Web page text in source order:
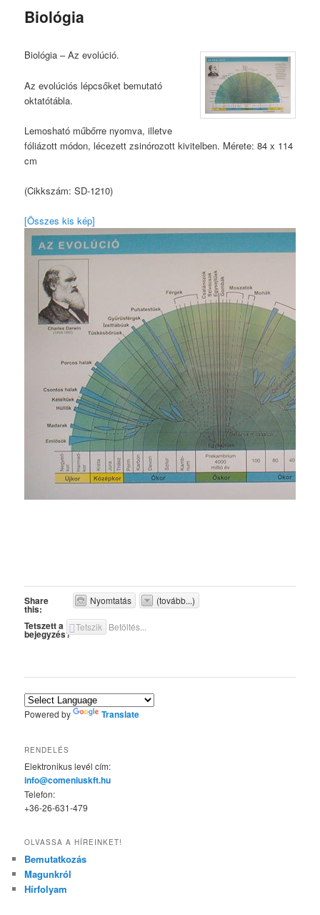
Biológia
Biológia – Az evolúció.
Az evolúciós lépcsőket bemutató
oktatótábla.
Lemosható műbőrre nyomva, illetve
fóliázott módon, lécezett zsinórozott kivitelben. Mérete: 84 x 114
cm
(Cikkszám: SD-1210)
[Összes kis kép]
Share
this:
Nyomtatás (tovább...)
Tetszett a
bejegyzés?
Tetszik Betöltés...
Powered by Translate
RENDELÉS
Elektronikus levél cím:
info@comeniuskft.hu
Telefon:
+36-26-631-479
OLVASSA A HÍREINKET!
Bemutatkozás
Magunkról
Hírfolyam